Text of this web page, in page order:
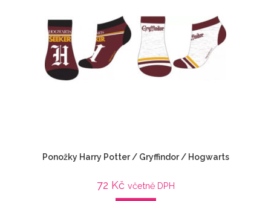
Ponožky Harry Potter / Gryffindor / Hogwarts
72 Kč včetně DPH